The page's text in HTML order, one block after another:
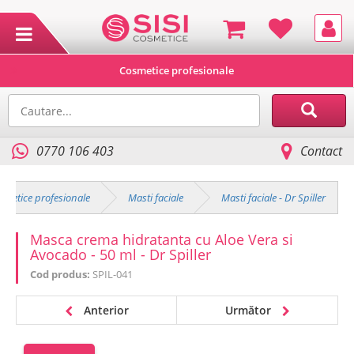
Cosmetice profesionale
0770 106 403 Contact
profesionale Masti faciale Masti faciale - Dr Spiller
Masca crema hidratanta cu Aloe Vera si
Avocado - 50 ml - Dr Spiller
Cod produs: SPIL-041
Anterior Următor